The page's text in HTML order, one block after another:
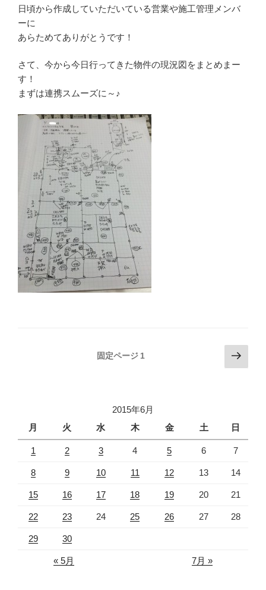
日頃から作成していただいている営業や施工管理メンバ
ーに
あらためてありがとうです！
さて、今から今日行ってきた物件の現況図をまとめまー
す！
まずは連携スムーズに～♪
ジ
固定ページ 1
次
の
2015年6月
月
火 水 木 金 土 日
1 2 3 4 5 6 7
8 9 10 11 12 13 14
15 16 17 18 19 20 21
22 23 24 25 26 27 28
29 30
« 5月 7月 »